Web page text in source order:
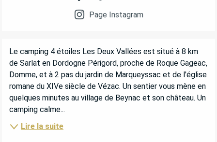
Page Instagram
DESCRIPTION
Le camping 4 étoiles Les Deux Vallées est situé à 8 km
de Sarlat en Dordogne Périgord, proche de Roque Gageac,
Domme, et à 2 pas du jardin de Marqueyssac et de l'église
romane du XIVe siècle de Vézac. Un sentier vous mène en
quelques minutes au village de Beynac et son château. Un
camping calme...
Lire la suite